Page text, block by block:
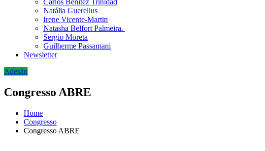
Carlos Benítez Trinidad
Natália Guerellus
Irene Vicente-Martin
Natasha Belfort Palmeira.
Sergio Moreta
Guilherme Passamani
Newsletter
Adesão
Congresso ABRE
Home
Congresso
Congresso ABRE